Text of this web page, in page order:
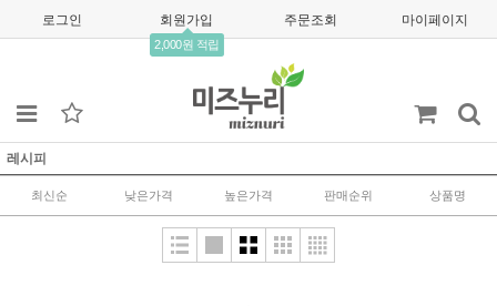
로그인 회원가입
2,000원 적립
주문조회 마이페이지
레시피
최신순 낮은가격 높은가격 판매순위 상품명